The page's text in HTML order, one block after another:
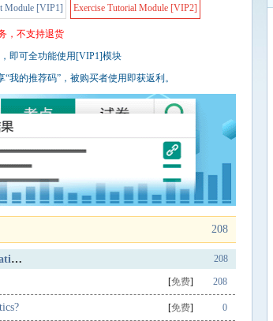
Module [VIP1] Exercise Tutorial Module [VIP2]
，不支持退货
即可全功能使用[VIP1]模块
“我的推荐码”，被购买者使用即获返利。
208
Trial, Introduction and Brief History of Mathematics Development 208
[免费] 208
[免费] 0